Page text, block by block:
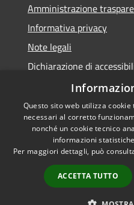
Amministrazione
Informativa privacy
Note legali
Dichiarazione di
Obiettivi di accessibilità
RSS
Accessibilità
Questo sito web utilizza
necessari al corretto
nonché un cookie tecnico
informazioni
Per maggiori dettagli, può
ACCETTA TUTTO